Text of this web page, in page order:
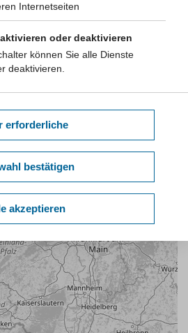
Internetseiten
oder deaktivieren
können Sie alle Dienste
deaktivieren.
erforderliche
bestätigen
akzeptieren